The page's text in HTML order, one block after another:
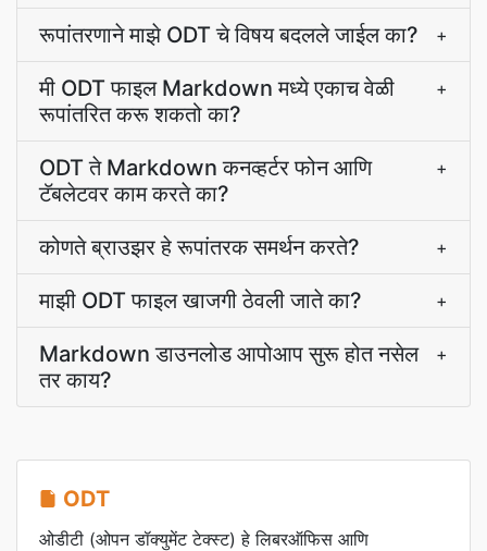
रूपांतरणाने माझे ODT चे विषय बदलले जाईल का? +
मी ODT फाइल Markdown मध्ये एकाच वेळी
रूपांतरित करू शकतो का?
+
ODT ते Markdown कनव्हर्टर फोन आणि
टॅबलेटवर काम करते का?
+
कोणते ब्राउझर हे रूपांतरक समर्थन करते? +
माझी ODT फाइल खाजगी ठेवली जाते का? +
Markdown डाउनलोड आपोआप सुरू होत नसेल
तर काय?
+
ODT
ओडीटी (ओपन डॉक्युमेंट टेक्स्ट) हे लिबरऑफिस आणि